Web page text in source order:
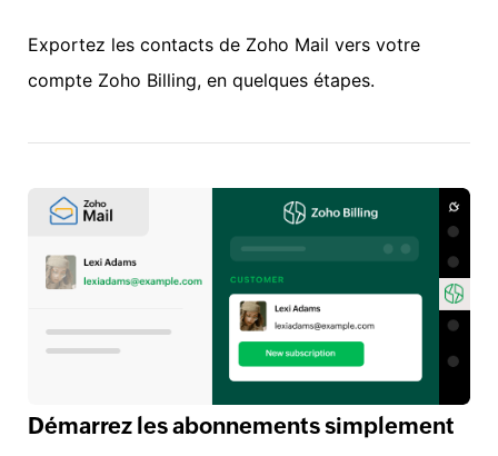
Exportez les contacts de Zoho Mail vers votre
compte Zoho Billing, en quelques étapes.
Démarrez les abonnements simplement